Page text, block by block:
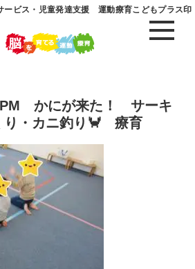
ービス・児童発達支援 運動療育こどもプラス印
PM かにが来た！ サーキ
・カニ釣り🦀 療育